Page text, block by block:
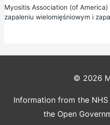
Myositis Association (of
zapaleniu wielomięśniowym i
© 2026
Information from the
the Open